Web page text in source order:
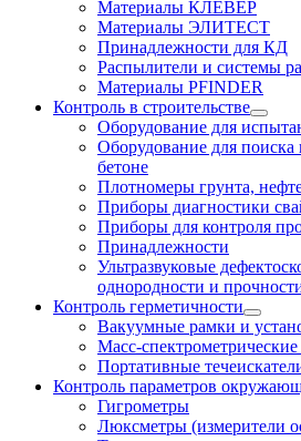
Материалы КЛЕВЕР
Материалы ЭЛИТЕСТ
Принадлежности для КД
Распылители и системы
Материалы PFINDER
Контроль в строительстве
Оборудование для
Оборудование для поиска
бетоне
Плотномеры грунта,
Приборы диагностики
Приборы для контроля
Принадлежности
Ультразвуковые
однородности и
Контроль герметичности
Вакуумные рамки и
Масс-
Портативные
Контроль параметров
Гигрометры
Люксметры (измерители